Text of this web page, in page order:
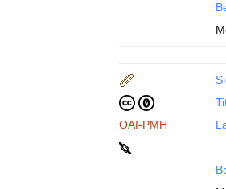
OAI-PMH